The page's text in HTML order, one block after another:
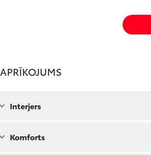
APRĪKOJUMS
Interjers
Komforts